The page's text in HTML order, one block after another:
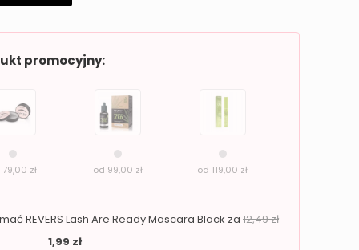
promocyjny:
79,00 zł od 99,00 zł od 119,00 zł
REVERS Lash Are Ready Mascara Black za 12,49zł
1,99 zł